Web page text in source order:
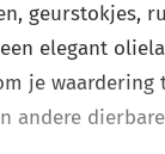
geurstokjes,
elegant
je waardering
andere